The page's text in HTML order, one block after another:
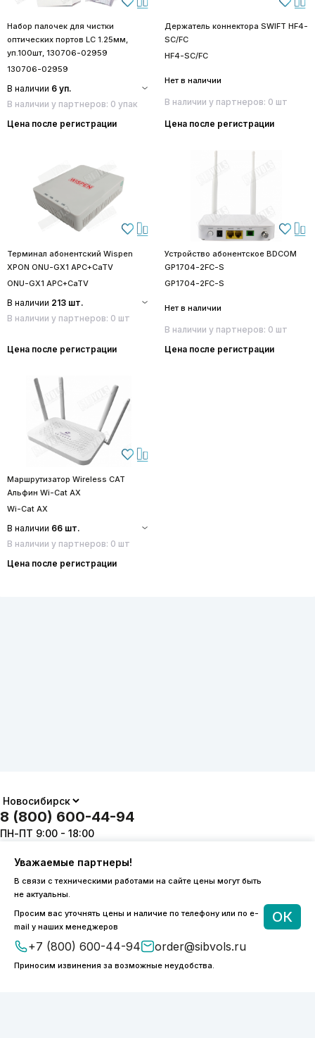
Набор палочек для чистки
оптических портов LC 1.25мм,
уп.100шт, 130706-02959
130706-02959
В наличии 6 уп.
В наличии у партнеров: 0 упак
Цена после регистрации
Держатель коннектора SWIFT HF4-
SC/FC
HF4-SC/FC
Нет в наличии
В наличии у партнеров: 0 шт
Цена после регистрации
Терминал абонентский Wispen
XPON ONU-GX1 APC+CaTV
ONU-GX1 APC+CaTV
В наличии 213 шт.
В наличии у партнеров: 0 шт
Цена после регистрации
Устройство абонентское BDCOM
GP1704-2FC-S
GP1704-2FC-S
Нет в наличии
В наличии у партнеров: 0 шт
Цена после регистрации
Маршрутизатор Wireless CAT
Альфин Wi-Cat AX
Wi-Cat AX
В наличии 66 шт.
В наличии у партнеров: 0 шт
Цена после регистрации
Уважаемые партнеры!
В связи с техническими работами на сайте цены могут быть
не актуальны.
Просим вас уточнять цены и наличие по телефону или по e-
mail у наших менеджеров
+7 (800) 600-44-94 order@sibvols.ru
Приносим извинения за возможные неудобства.
ОК
8 (800) 600-44-94
ПН-ПТ 9:00 - 18:00
О компании
Каталог
Доставка и оплата